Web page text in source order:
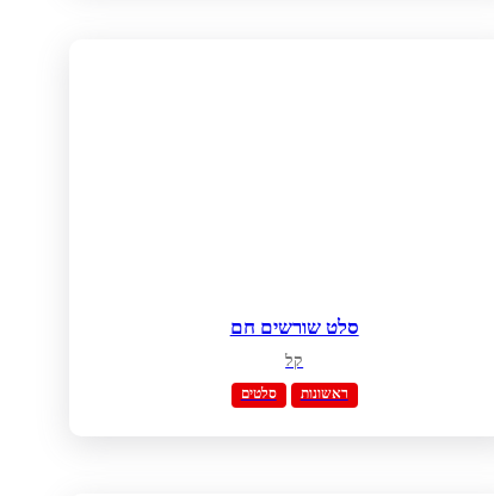
סלט שורשים חם
קל
סלטים ראשונות